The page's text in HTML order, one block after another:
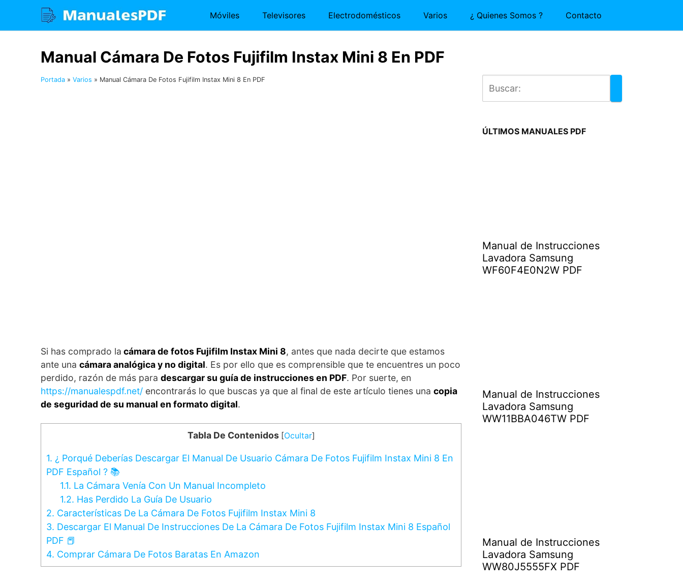
contenido
Móviles Televisores Electrodomésticos Varios ¿ Quienes Somos ? Contacto
Manual Cámara De Fotos Fujifilm Instax Mini 8 En PDF
Portada » Varios » Manual Cámara De Fotos Fujifilm Instax Mini 8 En PDF
Si has comprado la cámara de fotos Fujifilm Instax Mini 8, antes que nada decirte que estamos
ante una cámara analógica y no digital. Es por ello que es comprensible que te encuentres un poco
perdido, razón de más para descargar su guía de instrucciones en PDF. Por suerte, en
https://manualespdf.net/ encontrarás lo que buscas ya que al final de este artículo tienes una copia
de seguridad de su manual en formato digital.
Tabla De Contenidos [Ocultar]
1. ¿ Porqué Deberías Descargar El Manual De Usuario Cámara De Fotos Fujifilm Instax Mini 8 En
PDF Español ? 📚
1.1. La Cámara Venía Con Un Manual Incompleto
1.2. Has Perdido La Guía De Usuario
2. Características De La Cámara De Fotos Fujifilm Instax Mini 8
3. Descargar El Manual De Instrucciones De La Cámara De Fotos Fujifilm Instax Mini 8 Español
PDF 📕
4. Comprar Cámara De Fotos Baratas En Amazon
ÚLTIMOS MANUALES PDF
Manual de Instrucciones
Lavadora Samsung
WF60F4E0N2W PDF
Manual de Instrucciones
Lavadora Samsung
WW11BBA046TW PDF
Manual de Instrucciones
Lavadora Samsung
WW80J5555FX PDF